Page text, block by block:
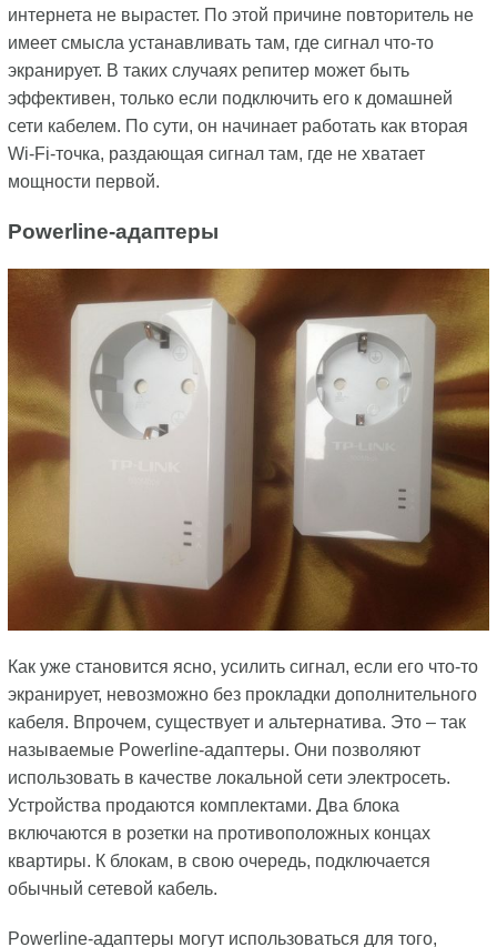
интернета не вырастет. По этой причине повторитель не
имеет смысла устанавливать там, где сигнал что-то
экранирует. В таких случаях репитер может быть
эффективен, только если подключить его к домашней
сети кабелем. По сути, он начинает работать как вторая
Wi-Fi-точка, раздающая сигнал там, где не хватает
мощности первой.
Powerline-адаптеры
Как уже становится ясно, усилить сигнал, если его что-то
экранирует, невозможно без прокладки дополнительного
кабеля. Впрочем, существует и альтернатива. Это – так
называемые Powerline-адаптеры. Они позволяют
использовать в качестве локальной сети электросеть.
Устройства продаются комплектами. Два блока
включаются в розетки на противоположных концах
квартиры. К блокам, в свою очередь, подключается
обычный сетевой кабель.
Powerline-адаптеры могут использоваться для того,